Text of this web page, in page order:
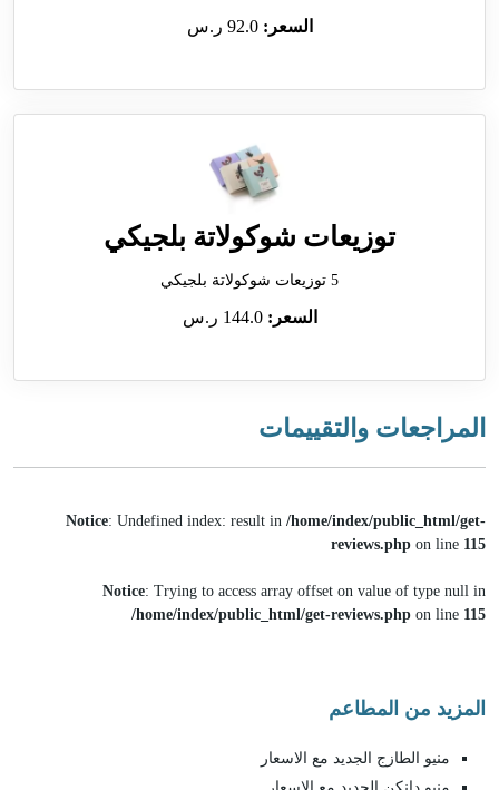
السعر:92.0 ر.س
توزيعات شوكولاتة بلجيكي
5 توزيعات شوكولاتة بلجيكي
السعر:144.0 ر.س
المراجعات والتقييمات
Notice: Undefined index: result in /home/index/public_html/get-
reviews.php on line 115
Notice: Trying to access array offset on value of type null in
/home/index/public_html/get-reviews.php on line 115
المزيد من المطاعم
منيو الطازج الجديد مع الاسعار